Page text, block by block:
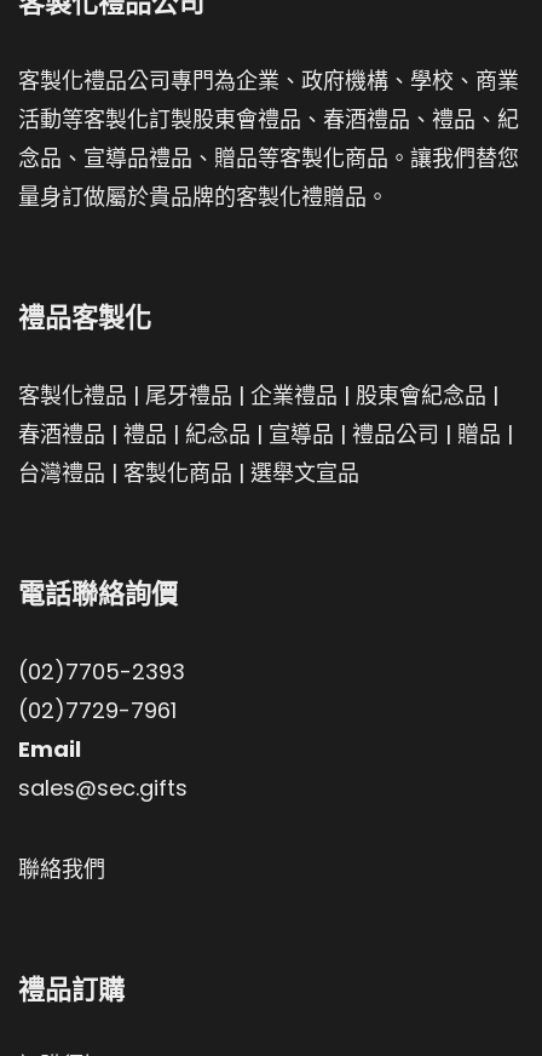
客製化禮品公司專門為企業、政府機構、學校、商業
活動等客製化訂製股東會禮品、春酒禮品、禮品、紀
念品、宣導品禮品、贈品等客製化商品。讓我們替您
量身訂做屬於貴品牌的客製化禮贈品。
禮品客製化
客製化禮品 | 尾牙禮品 | 企業禮品 | 股東會紀念品 |
春酒禮品 | 禮品 | 紀念品 | 宣導品 | 禮品公司 | 贈品 |
台灣禮品 | 客製化商品 | 選舉文宣品
電話聯絡詢價
(02)7705-2393
(02)7729-7961
Email
sales@sec.gifts
聯絡我們
禮品訂購